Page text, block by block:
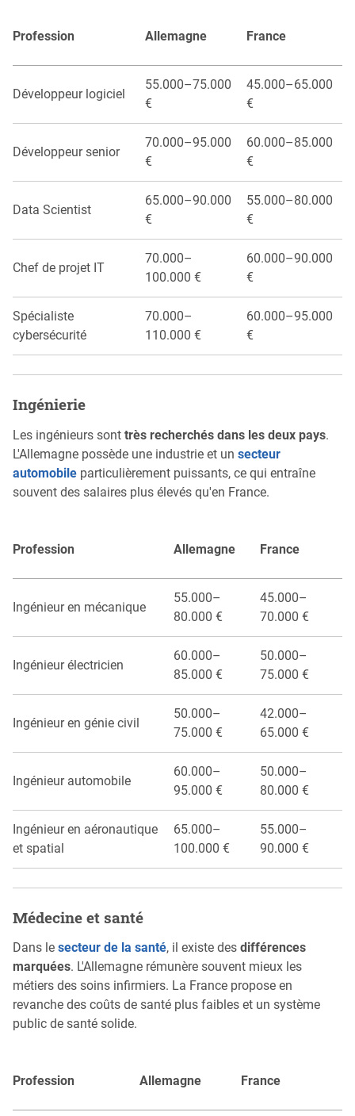
Profession Allemagne France
Développeur logiciel
55.000–75.000
€
45.000–65.000
€
Développeur senior
70.000–95.000
€
60.000–85.000
€
Data Scientist
65.000–90.000
€
55.000–80.000
€
Chef de projet IT
70.000–
100.000 €
60.000–90.000
€
Spécialiste
cybersécurité
70.000–
110.000 €
60.000–95.000
€
Ingénierie
Les ingénieurs sont très recherchés dans les deux pays.
L'Allemagne possède une industrie et un secteur
automobile particulièrement puissants, ce qui entraîne
souvent des salaires plus élevés qu'en France.
Profession Allemagne France
Ingénieur en mécanique
55.000–
80.000 €
45.000–
70.000 €
Ingénieur électricien
60.000–
85.000 €
50.000–
75.000 €
Ingénieur en génie civil
50.000–
75.000 €
42.000–
65.000 €
Ingénieur automobile
60.000–
95.000 €
50.000–
80.000 €
Ingénieur en aéronautique
et spatial
65.000–
100.000 €
55.000–
90.000 €
Médecine et santé
Dans le secteur de la santé, il existe des différences
marquées. L'Allemagne rémunère souvent mieux les
métiers des soins infirmiers. La France propose en
revanche des coûts de santé plus faibles et un système
public de santé solide.
Profession Allemagne France